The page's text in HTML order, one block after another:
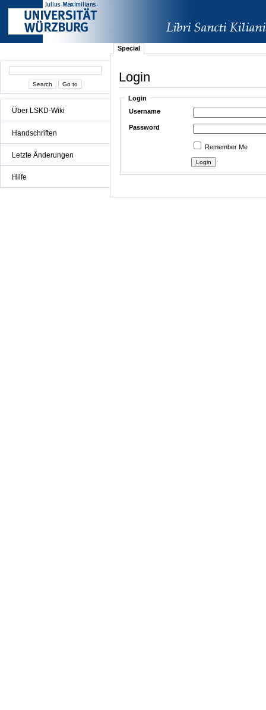
Über LSKD-Wiki
Handschriften
Letzte Änderungen
Hilfe
Special
Login
Login
Username
Password
Remember Me